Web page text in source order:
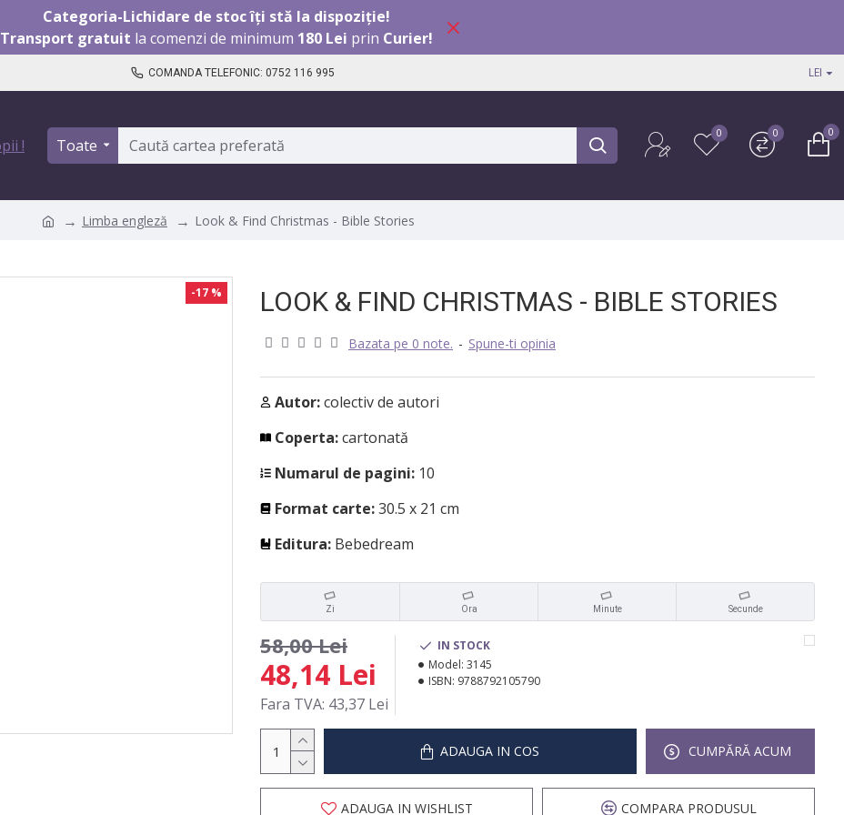
Categoria-Lichidare de stoc îți stă la dispoziție!
Transport gratuit la comenzi de minimum 180 Lei prin Curier!
COMANDA TELEFONIC: 0752 116 995 LEI
Toate
0 0 0
Limba engleză Look & Find Christmas - Bible Stories
-17 % LOOK & FIND CHRISTMAS - BIBLE STORIES
Bazata pe 0 note. - Spune-ti opinia
Autor:colectiv de autori
Coperta:cartonată
Numarul de pagini: 10
Format carte:30.5 x 21 cm
Editura: Bebedream
Zi Ora Minute Secunde
48,14 Lei
58,00 Lei
Fara TVA: 43,37 Lei
IN STOCK
Model: 3145
ISBN: 9788792105790
ADAUGA IN COS CUMPĂRĂ ACUM
ADAUGA IN WISHLIST COMPARA PRODUSUL